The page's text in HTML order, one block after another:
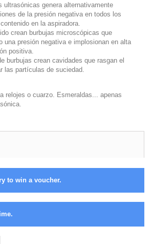
ultrasónicas genera alternativamente
de la presión negativa en todos los
en la aspiradora.
crean burbujas microscópicas que
una presión negativa e implosionan en alta
positiva.
burbujas crean cavidades que rasgan el
las partículas de suciedad.
relojes o cuarzo. Esmeraldas... apenas
to win a voucher.